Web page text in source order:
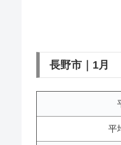
長野市｜1月
平